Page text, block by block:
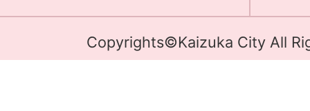
Copyrights©Kaizuka City All